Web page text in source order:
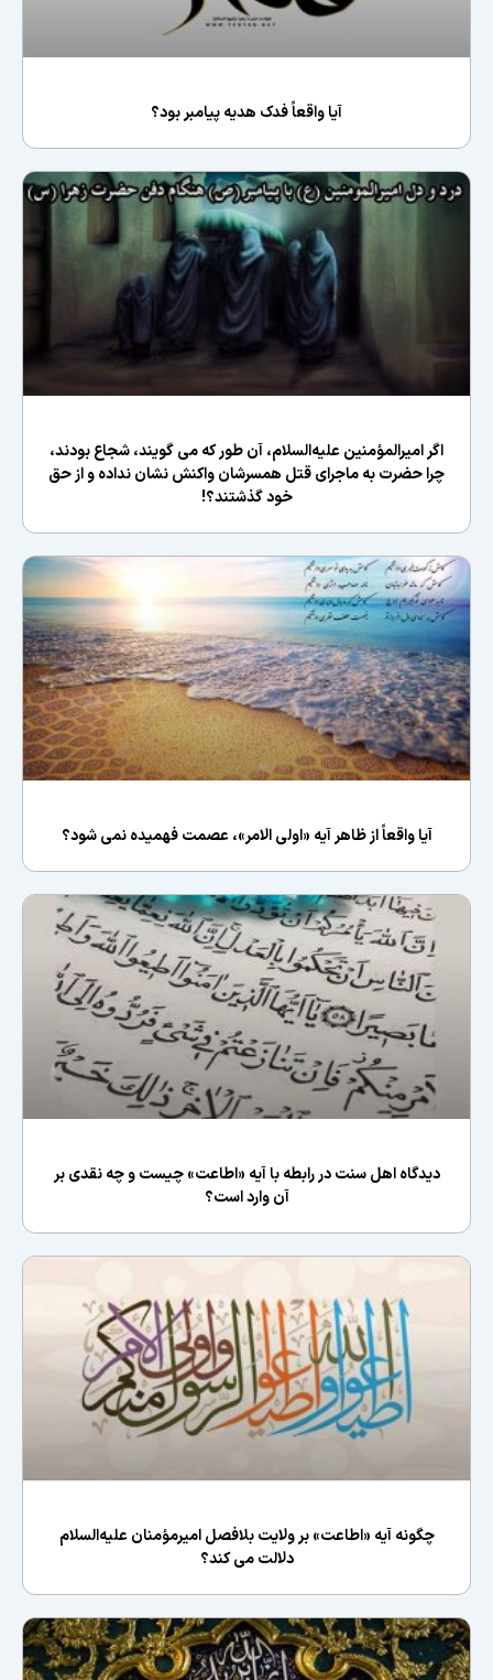
آیا واقعاً فدک هدیه پیامبر بود؟
اگر امیرالمؤمنین علیه‌السلام، آن طور که می گویند، شجاع بودند،
چرا حضرت به ماجرای قتل همسرشان واکنش نشان نداده و از حق
خود گذشتند؟!
آیا واقعاً از ظاهر آیه «اولی الامر»، عصمت فهمیده نمی شود؟
ديدگاه اهل سنت در رابطه با آيه «اطاعت» چيست و چه نقدى بر
آن وارد است؟
چگونه آیه «اطاعت» بر ولایت بلافصل امیرمؤمنان علیه‌السلام
دلالت می کند؟